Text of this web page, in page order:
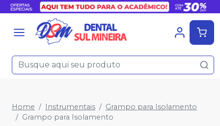
Home Instrumentais
Grampo para Isolamento
Grampo para Isolamento